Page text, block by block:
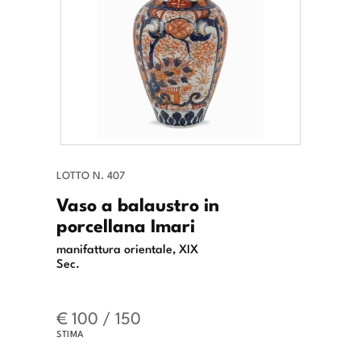
LOTTO N. 407
Vaso a balaustro in
porcellana Imari
manifattura orientale, XIX
Sec.
€ 100 / 150
STIMA